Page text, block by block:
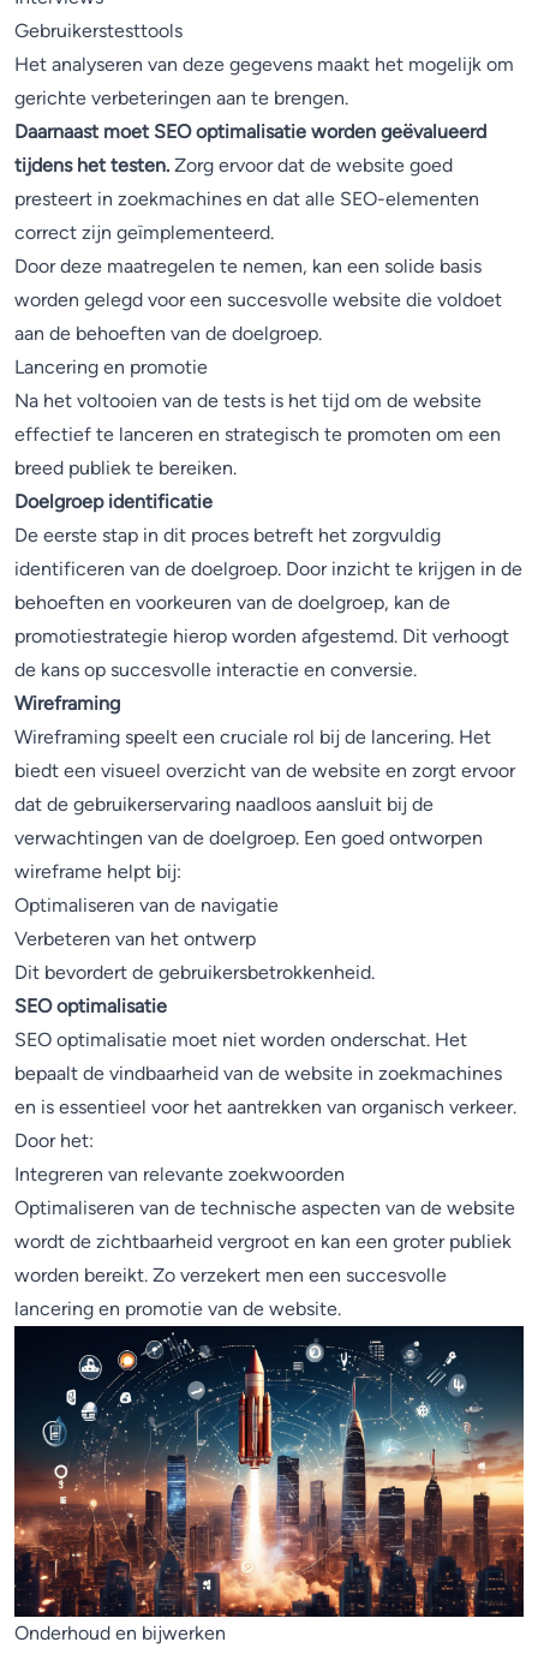
Gebruikerstesttools
Het analyseren van deze gegevens maakt het mogelijk om
gerichte verbeteringen aan te brengen.
Daarnaast moet SEO optimalisatie worden geëvalueerd
tijdens het testen. Zorg ervoor dat de website goed
presteert in zoekmachines en dat alle SEO-elementen
correct zijn geïmplementeerd.
Door deze maatregelen te nemen, kan een solide basis
worden gelegd voor een succesvolle website die voldoet
aan de behoeften van de doelgroep.
Lancering en promotie
Na het voltooien van de tests is het tijd om de website
effectief te lanceren en strategisch te promoten om een
breed publiek te bereiken.
Doelgroep identificatie
De eerste stap in dit proces betreft het zorgvuldig
identificeren van de doelgroep. Door inzicht te krijgen in de
behoeften en voorkeuren van de doelgroep, kan de
promotiestrategie hierop worden afgestemd. Dit verhoogt
de kans op succesvolle interactie en conversie.
Wireframing
Wireframing speelt een cruciale rol bij de lancering. Het
biedt een visueel overzicht van de website en zorgt ervoor
dat de gebruikerservaring naadloos aansluit bij de
verwachtingen van de doelgroep. Een goed ontworpen
wireframe helpt bij:
Optimaliseren van de navigatie
Verbeteren van het ontwerp
Dit bevordert de gebruikersbetrokkenheid.
SEO optimalisatie
SEO optimalisatie moet niet worden onderschat. Het
bepaalt de vindbaarheid van de website in zoekmachines
en is essentieel voor het aantrekken van organisch verkeer.
Door het:
Integreren van relevante zoekwoorden
Optimaliseren van de technische aspecten van de website
wordt de zichtbaarheid vergroot en kan een groter publiek
worden bereikt. Zo verzekert men een succesvolle
lancering en promotie van de website.
Onderhoud en bijwerken